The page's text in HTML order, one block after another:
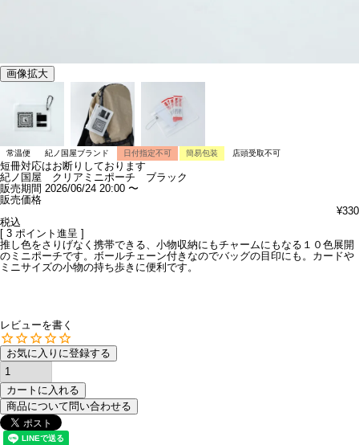
画像拡大
常温便 紀ノ国屋ブランド 日付指定不可 簡易包装 店頭受取不可
短冊対応はお断りしております
紀ノ国屋 クリアミニポーチ ブラック
販売期間 2026/06/24 20:00 〜
販売価格
¥330
税込
[ 3 ポイント進呈 ]
推し色をさりげなく携帯できる、小物収納にもチャームにもなる１０色展開
のミニポーチです。ボールチェーン付きなのでバッグの目印にも。カードや
ミニサイズの小物の持ち歩きに便利です。
レビューを書く
お気に入りに登録する
カートに入れる
商品について問い合わせる